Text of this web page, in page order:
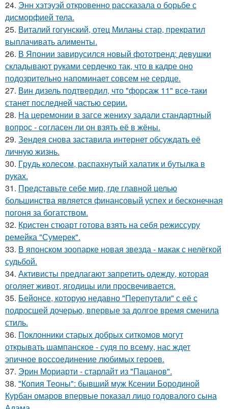
24. Энн хэтэуэй откровенно рассказала о борьбе с
дисморфией тела.
25. Виталий гогунский, отец Миланы стар, прекратил
выплачивать алименты.
26. В Японии завирусился новый фототренд: девушки
складывают руками сердечко так, что в кадре оно
подозрительно напоминает совсем не сердце.
27. Вин дизель подтвердил, что "форсаж 11" все-таки
станет последней частью серии.
28. На церемонии в загсе жениху задали стандартный
вопрос - согласен ли он взять её в жёны.
29. Зендея снова заставила интернет обсуждать её
личную жизнь.
30. Гpyдь колесом, распахнутый халатик и бутылка в
руках.
31. Представьте себе мир, где главной целью
большинства является финансовый успех и бесконечная
погоня за богатством.
32. Кристен стюарт готова взять на себя режиссуру
ремейка "Сумерек".
33. В японском зоопарке новая звезда - макак с нелёгкой
судьбой.
34. Активисты предлагают запретить одежду, которая
оголяет живот, ягодицы или просвечивается.
35. Бейонсе, которую недавно "Перепутали" с её с
подросшей дочерью, впервые за долгое время сменила
стиль.
36. Поклонники старых добрых ситкомов могут
открывать шампанское - судя по всему, нас ждет
эпичное воссоединение любимых героев.
37. Эрин Мориарти - старлайт из "Пацанов".
38. "Копия Теоны": бывший муж Ксении Бородиной
Курбан омаров впервые показал лицо годовалого сына